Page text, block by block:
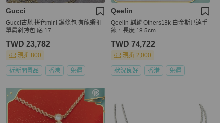
Gucci
Gucci古馳 拼色mini 鏈條包 有龍蝦扣
單肩斜挎包 底 17
TWD 23,782
現折 800
近新閒置品 香港 免運
Qeelin
Qeelin 麒麟 Others18k 白金斯巴達手
鍊，長度 18.5cm
TWD 74,722
現折 2,000
狀況良好 香港 免運